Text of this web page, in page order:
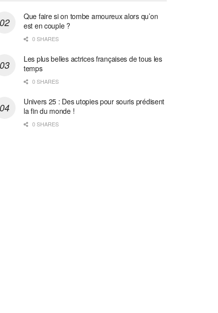
Que faire si on tombe amoureux alors qu’on
est en couple ?
0 SHARES
Les plus belles actrices françaises de tous les
temps
0 SHARES
Univers 25 : Des utopies pour souris prédisent
la fin du monde !
0 SHARES